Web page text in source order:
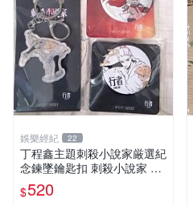
娛樂經紀 22
丁程鑫主題刺殺小說家厳選紀
念鍊墜鑰匙扣 刺殺小說家 丁
程鑫 鍊墜
$520